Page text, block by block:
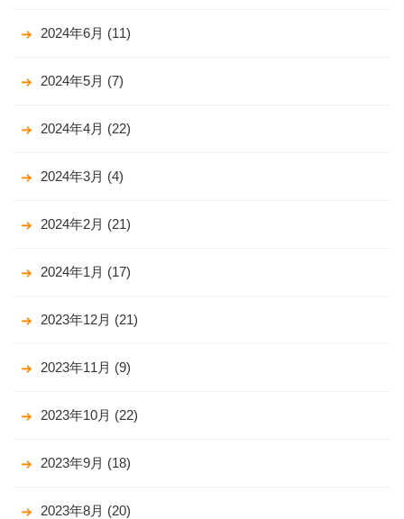
2024年6月 (11)
2024年5月 (7)
2024年4月 (22)
2024年3月 (4)
2024年2月 (21)
2024年1月 (17)
2023年12月 (21)
2023年11月 (9)
2023年10月 (22)
2023年9月 (18)
2023年8月 (20)